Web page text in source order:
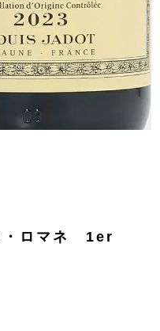
・ロマネ 1er